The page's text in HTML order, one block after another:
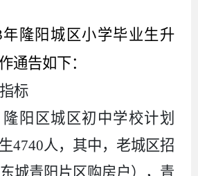
年隆阳城区小学毕业生升
通告如下：
标
隆阳区城区初中学校计划
4740人，其中，老城区招